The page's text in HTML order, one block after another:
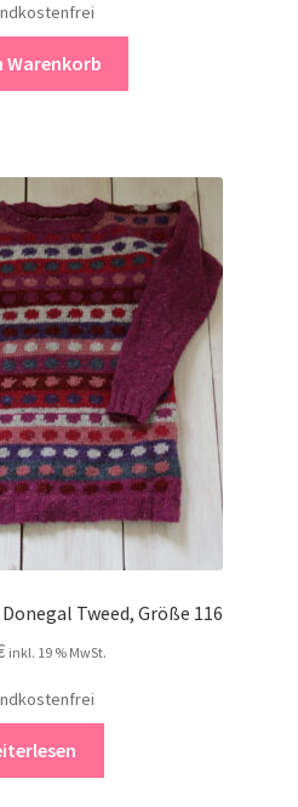
Warenkorb
Tweed, Größe 116
inkl. 19 % MwSt.